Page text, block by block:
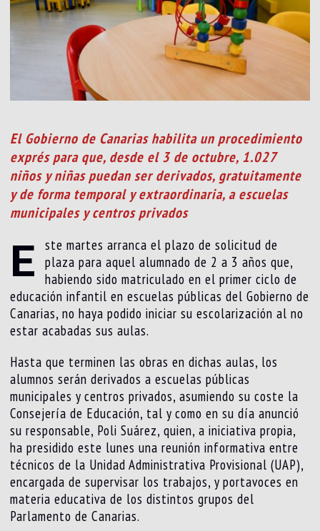
El Gobierno de Canarias habilita un procedimiento
exprés para que, desde el 3 de octubre, 1.027
niños y niñas puedan ser derivados, gratuitamente
y de forma temporal y extraordinaria, a escuelas
municipales y centros privados
E
ste martes arranca el plazo de solicitud de
plaza para aquel alumnado de 2 a 3 años que,
habiendo sido matriculado en el primer ciclo de
educación infantil en escuelas públicas del Gobierno de
Canarias, no haya podido iniciar su escolarización al no
estar acabadas sus aulas.
Hasta que terminen las obras en dichas aulas, los
alumnos serán derivados a escuelas públicas
municipales y centros privados, asumiendo su coste la
Consejería de Educación, tal y como en su día anunció
su responsable, Poli Suárez, quien, a iniciativa propia,
ha presidido este lunes una reunión informativa entre
técnicos de la Unidad Administrativa Provisional (UAP),
encargada de supervisar los trabajos, y portavoces en
materia educativa de los distintos grupos del
Parlamento de Canarias.